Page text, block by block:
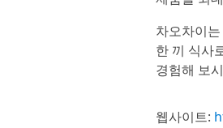
차오차이
한 끼 식사
경험해 보
웹사이트: